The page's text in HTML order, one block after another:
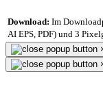
Download: Im
AI EPS, PDF) und 3